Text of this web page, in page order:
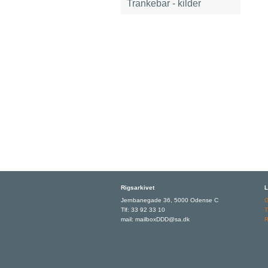
Trankebar - kilder
Rigsarkivet
Jernbanegade 36, 5000 Odense C
Tlf: 33 92 33 10
mail: mailboxDDD@sa.dk